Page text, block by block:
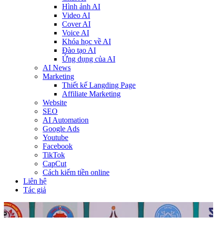
Hình ảnh AI
Video AI
Cover AI
Voice AI
Khóa học về AI
Đào tạo AI
Ứng dụng của AI
AI News
Marketing
Thiết kế Langding Page
Affiliate Marketing
Website
SEO
AI Automation
Google Ads
Youtube
Facebook
TikTok
CapCut
Cách kiếm tiền online
Liên hệ
Tác giả